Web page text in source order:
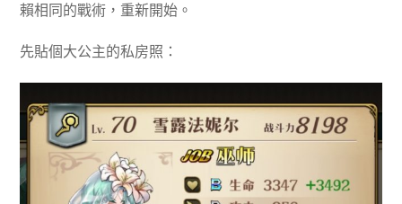
賴相同的戰術，重新開始。
先貼個大公主的私房照：